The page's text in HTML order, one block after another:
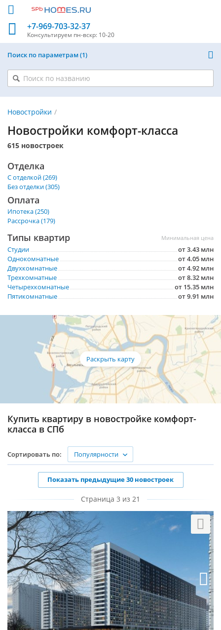
+7-969-703-32-37
Консультируем пн-вскр: 10-20
Поиск по параметрам 1
Новостройки
Новостройки комфорт-класса
615 новостроек
Отделка
С отделкой (269)
Без отделки (305)
Оплата
Ипотека (250)
Рассрочка (179)
Минимальная цена
Типы квартир
Студии
от 3.43 млн
Однокомнатные
от 4.05 млн
Двухкомнатные
от 4.92 млн
Трехкомнатные
от 8.32 млн
Четырехкомнатные
от 15.35 млн
Пятикомнатные
от 9.91 млн
Купить квартиру в новостройке комфорт-
класса в СПб
Сортировать по: Популярности
Показать предыдущие 30 новостроек
Страница 3 из 21